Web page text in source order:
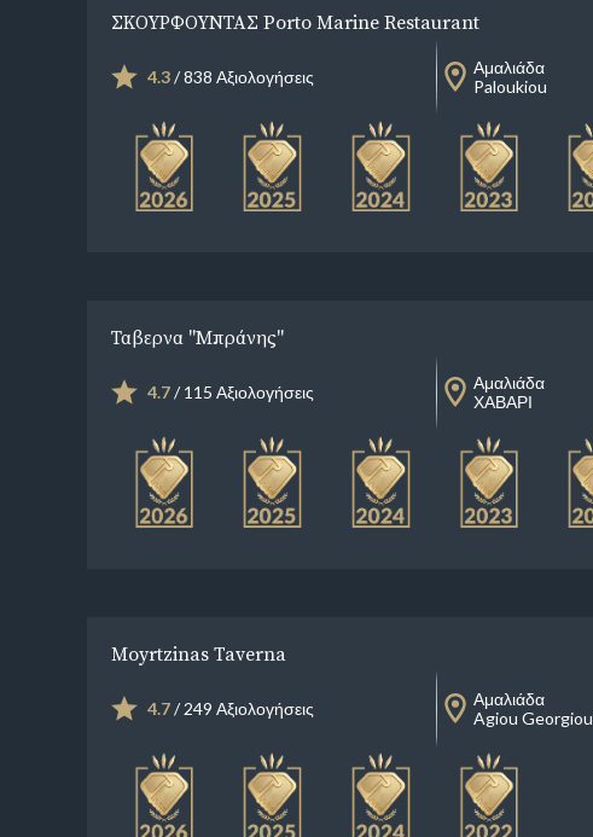
ΣΚΟΥΡΦΟΥΝΤΑΣ Porto Marine Restaurant
4.3/ 838 Αξιολογήσεις
Αμαλιάδα
Paloukiou
Ταβερνα ''Μπράνης''
4.7/ 115 Αξιολογήσεις
Αμαλιάδα
ΧΑΒΑΡΙ
Moyrtzinas Taverna
4.7/ 249 Αξιολογήσεις
Αμαλιάδα
Agiou Georgiou